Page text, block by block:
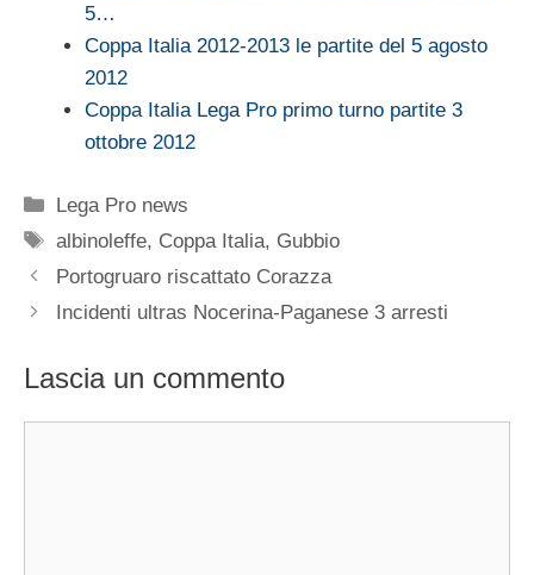
5…
Coppa Italia 2012-2013 le partite del 5 agosto
2012
Coppa Italia Lega Pro primo turno partite 3
ottobre 2012
Categorie
Lega Pro news
Tag
albinoleffe, Coppa Italia, Gubbio
Portogruaro riscattato Corazza
Incidenti ultras Nocerina-Paganese 3 arresti
Lascia un commento